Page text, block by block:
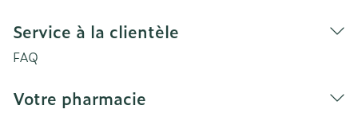
Service à la clientèle
FAQ
Votre pharmacie